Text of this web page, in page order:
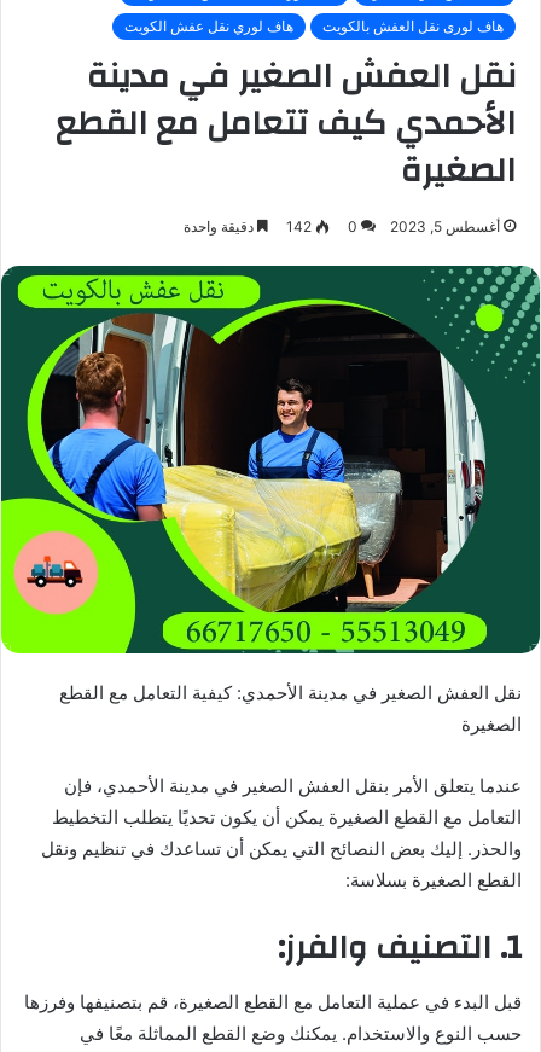
هاف لورى نقل العفش بالكويت
هاف لوري نقل عفش الكويت
نقل العفش الصغير في مدينة
الأحمدي كيف تتعامل مع القطع
الصغيرة
أغسطس 5, 2023 0
142 دقيقة واحدة
نقل العفش الصغير في مدينة الأحمدي: كيفية التعامل مع القطع
الصغيرة
عندما يتعلق الأمر بنقل العفش الصغير في مدينة الأحمدي، فإن
التعامل مع القطع الصغيرة يمكن أن يكون تحديًا يتطلب التخطيط
والحذر. إليك بعض النصائح التي يمكن أن تساعدك في تنظيم ونقل
القطع الصغيرة بسلاسة:
1. التصنيف والفرز:
قبل البدء في عملية التعامل مع القطع الصغيرة، قم بتصنيفها وفرزها
حسب النوع والاستخدام. يمكنك وضع القطع المماثلة معًا في